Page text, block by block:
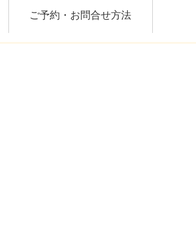
ご予約・お問合せ方法